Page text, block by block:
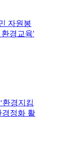
자원봉
경교육'
환경지킴
경정화 활